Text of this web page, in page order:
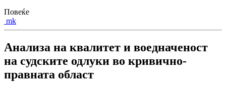
Повеќе
mk
Анализа на квалитет и воедначеност
на судските одлуки во кривично-
правната област